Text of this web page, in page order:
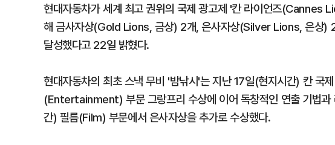
현대자동차가 세계 최고 권위의 국제 광고제 '칸 라이언즈
해 금사자상(Gold Lions, 금상) 2개, 은사자상(Silver Lions, 은상)
달성했다고 22일 밝혔다.
현대자동차의 최초 스낵 무비 '밤낚시'는 지난 17일(현지시간) 칸 국
(Entertainment) 부문 그랑프리 수상에 이어 독창적인 연출 기법
간) 필름(Film) 부문에서 은사자상을 추가로 수상했다.